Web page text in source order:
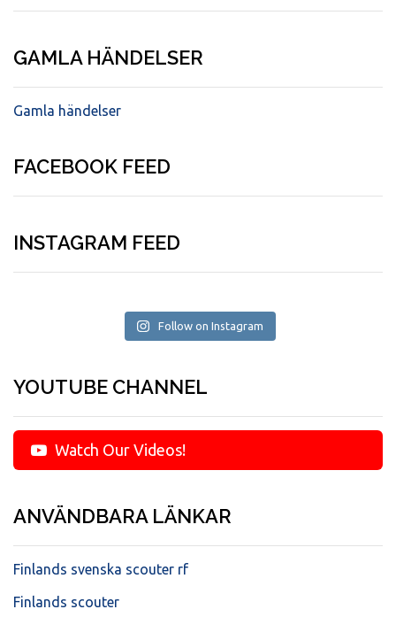
GAMLA HÄNDELSER
Gamla händelser
FACEBOOK FEED
INSTAGRAM FEED
Follow on Instagram
YOUTUBE CHANNEL
Watch Our Videos!
ANVÄNDBARA LÄNKAR
Finlands svenska scouter rf
Finlands scouter